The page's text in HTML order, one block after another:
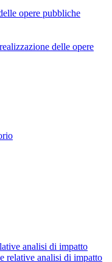
opere pubbliche
delle opere
analisi di impatto
relative analisi di impatto